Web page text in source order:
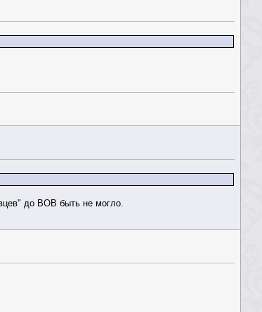
до ВОВ быть не могло.